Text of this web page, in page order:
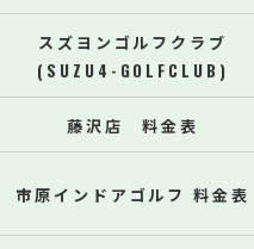
スズヨンゴルフクラブ
(SUZU4-GOLFCLUB)
藤沢店 料金表
市原インドアゴルフ 料金表